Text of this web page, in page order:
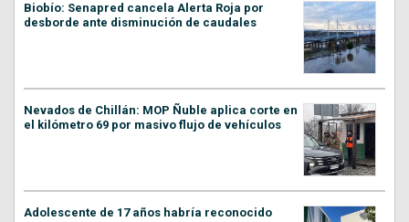
Biobío: Senapred cancela Alerta Roja por
desborde ante disminución de caudales
Nevados de Chillán: MOP Ñuble aplica corte en
el kilómetro 69 por masivo flujo de vehículos
Adolescente de 17 años habría reconocido